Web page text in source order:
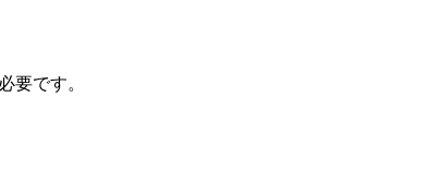
要です。